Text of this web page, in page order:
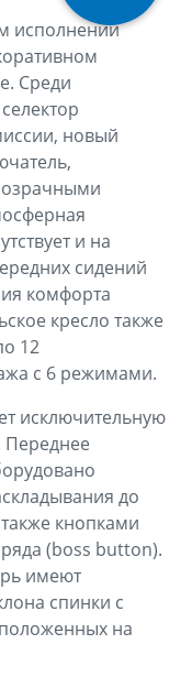
исполнении
Среди
новый
и на
сидений
комфорта
кресло также
12
с 6 режимами.
исключительную
Переднее
до
кнопками
(boss button).
имеют
спинки с
на